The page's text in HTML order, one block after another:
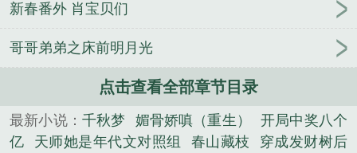
新春番外 肖宝贝们
哥哥弟弟之床前明月光
点击查看全部章节目录
最新小说： 千秋梦 媚骨娇嗔（重生）
开局中奖八个
亿
天师她是年代文对照组 春山藏枝 穿成发财树后